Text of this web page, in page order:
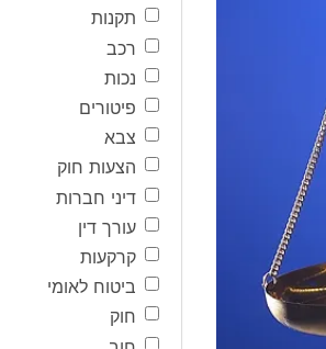
תקנות
רכב
נכות
פיטורים
צבא
הצעות חוק
דיני חברות
עורך דין
קרקעות
ביטוח לאומי
חוק